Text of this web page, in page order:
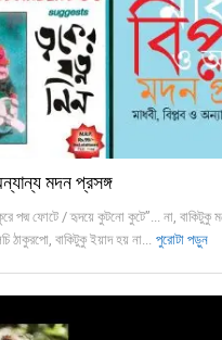
মদন প্রসঙ্গ
পদ্ম ফোটে / হৃদয়ে কুটনো কুটে”... না, বাকিটুকু
ঠাকুরপো, বাকিটুকু ইয়াদ হয় না... পুরোটা পড়ুন